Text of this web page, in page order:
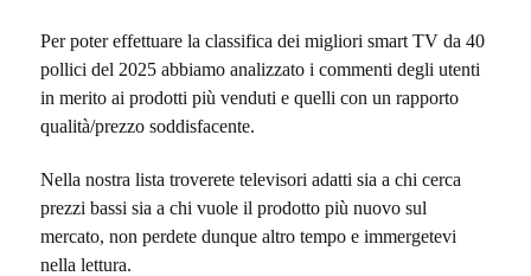
Per poter effettuare la classifica dei migliori smart TV da 40
pollici del 2025 abbiamo analizzato i commenti degli utenti
in merito ai prodotti più venduti e quelli con un rapporto
qualità/prezzo soddisfacente.
Nella nostra lista troverete televisori adatti sia a chi cerca
prezzi bassi sia a chi vuole il prodotto più nuovo sul
mercato, non perdete dunque altro tempo e immergetevi
nella lettura.